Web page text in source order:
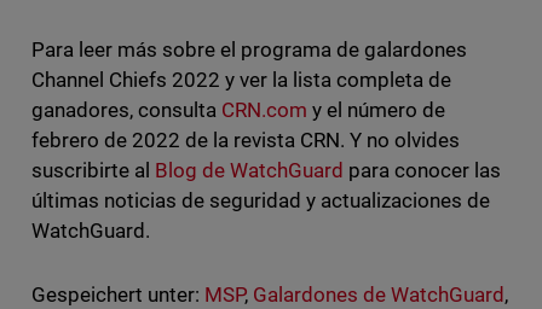
Para leer más sobre el programa de galardones
Channel Chiefs 2022 y ver la lista completa de
ganadores, consulta CRN.com y el número de
febrero de 2022 de la revista CRN. Y no olvides
suscribirte al Blog de WatchGuard para conocer las
últimas noticias de seguridad y actualizaciones de
WatchGuard.
Gespeichert unter: MSP, Galardones de WatchGuard ,